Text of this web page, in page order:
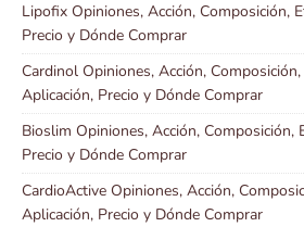
Lipofix Opiniones, Acción, Composición,
Precio y Dónde Comprar
Cardinol Opiniones, Acción,
Aplicación, Precio y Dónde Comprar
Bioslim Opiniones, Acción, Composición,
Precio y Dónde Comprar
CardioActive Opiniones, Acción,
Aplicación, Precio y Dónde Comprar